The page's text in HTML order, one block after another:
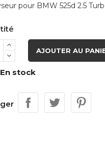
pour BMW 525d 2.5
AJOUTER AU
En stock